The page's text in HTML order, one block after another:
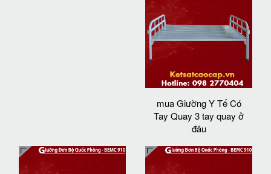
mua Giường Y Tế Có
Tay Quay 3 tay quay ở
đâu